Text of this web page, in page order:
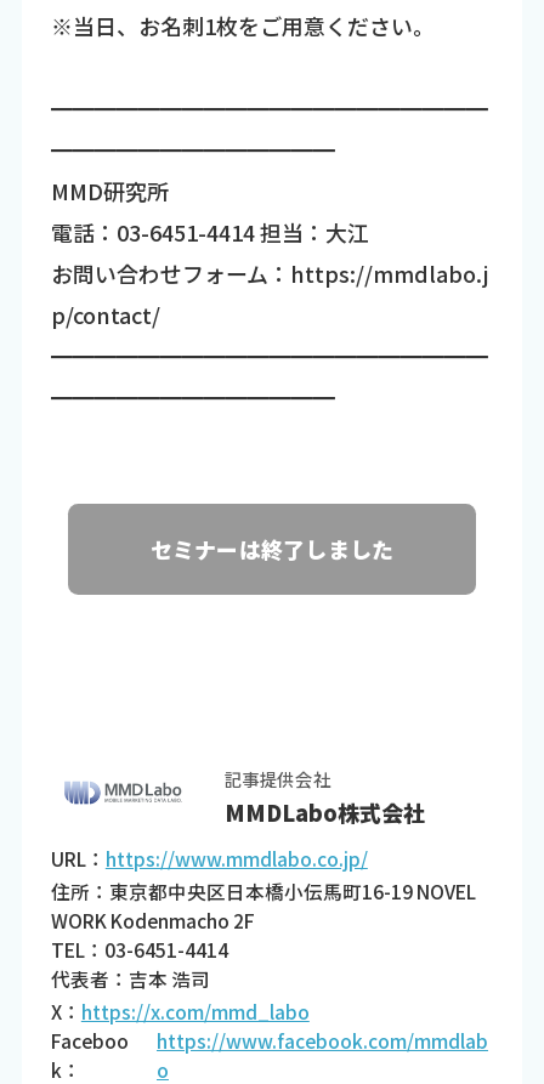
※当日、お名刺1枚をご用意ください。
━━━━━━━━━━━━━━━━━━━━
━━━━━━━━━━━━━
MMD研究所
電話：03-6451-4414 担当：大江
お問い合わせフォーム：https://mmdlabo.j
p/contact/
━━━━━━━━━━━━━━━━━━━━
━━━━━━━━━━━━━
セミナーは終了しました
記事提供会社
MMDLabo株式会社
URL： https://www.mmdlabo.co.jp/
住所：東京都中央区日本橋小伝馬町16-19 NOVEL
WORK Kodenmacho 2F
TEL：03-6451-4414
代表者：吉本 浩司
X： https://x.com/mmd_labo
Faceboo
k：
https://www.facebook.com/mmdlab
o